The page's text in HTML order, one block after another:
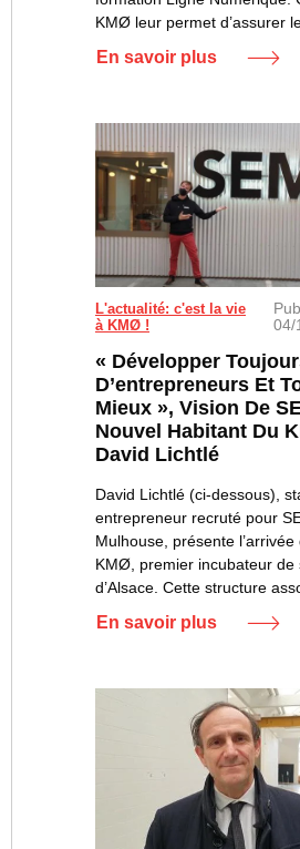
KMØ leur permet d’assurer
En savoir plus
L'actualité: c'est la vie
à KMØ !
04/
« Développer
D’entrepreneurs Et
Mieux », Vision De
Nouvel Habitant Du
David Lichtlé
David Lichtlé (ci-dessous),
entrepreneur recruté pour
Mulhouse, présente l’arrivée
KMØ, premier incubateur de
d’Alsace. Cette structure
En savoir plus